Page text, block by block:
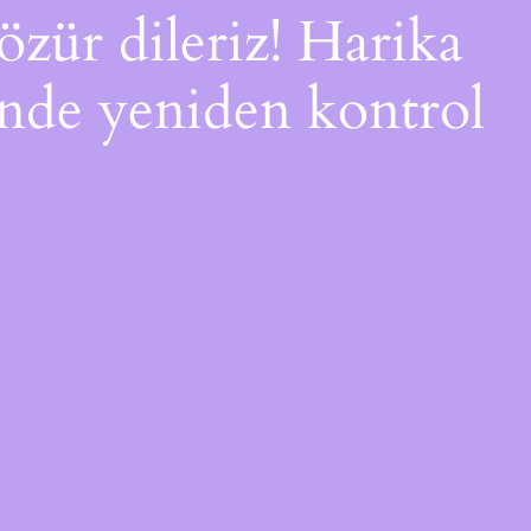
dileriz! Harika
yeniden kontrol